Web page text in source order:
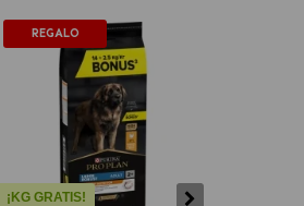
REGALO
¡KG GRATIS!